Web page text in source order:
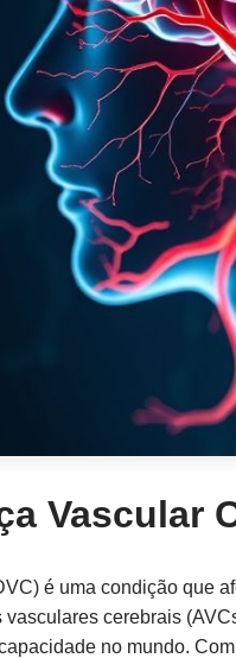
Vascular
é uma condição que
cerebrais
no mundo.